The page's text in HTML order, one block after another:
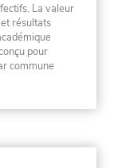
La valeur
résultats
pour
commune